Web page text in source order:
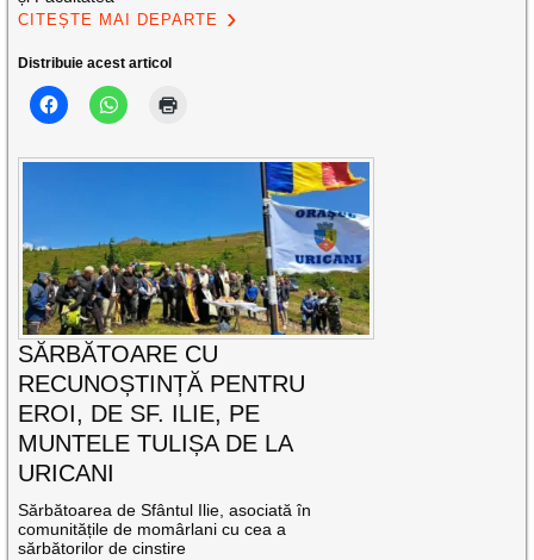
CITEȘTE MAI DEPARTE
Distribuie acest articol
SĂRBĂTOARE CU
RECUNOȘTINȚĂ PENTRU
EROI, DE SF. ILIE, PE
MUNTELE TULIȘA DE LA
URICANI
Sărbătoarea de Sfântul Ilie, asociată în
comunitățile de momârlani cu cea a
sărbătorilor de cinstire